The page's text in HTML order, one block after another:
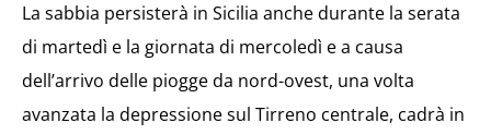
La sabbia persisterà in Sicilia anche durante la serata
di martedì e la giornata di mercoledì e a causa
dell’arrivo delle piogge da nord-ovest, una volta
avanzata la depressione sul Tirreno centrale, cadrà in